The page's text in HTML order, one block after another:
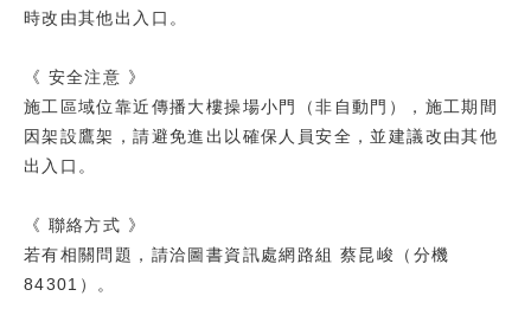
時改由其他出入口。
《 安全注意 》
施工區域位靠近傳播大樓操場小門（非自動門），施工期間
因架設鷹架，請避免進出以確保人員安全，並建議改由其他
出入口。
《 聯絡方式 》
若有相關問題，請洽圖書資訊處網路組 蔡昆峻（分機
84301）。